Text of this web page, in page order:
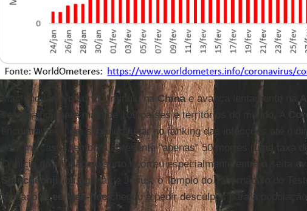
Mas enquanto o surto diminuiu na Chinae avança lentamente na
se espalhou para mais de 109 países e territórios do mundo. A
encontrava-se em segundo lugar no ranking das infecções até o
de 7 mil casos, embora apresente “apenas” 50 mortes (uma taxa
O início da difusão do surto ocorreu especialmente entre a seita
Shincheonji
, ou, Igreja de Jesus, o Templo do Tabernáculo do
fundador,
Lee Man-heechegou a pedir desculpas para a população